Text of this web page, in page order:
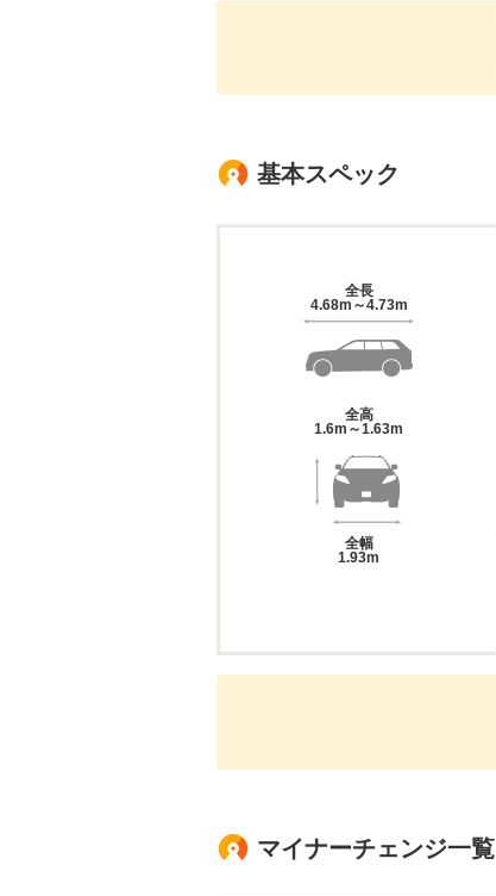
基本スペック
全長
4.68m～4.73m
全高
1.6m～1.63m
全幅
1.93m
マイナーチェンジ一覧